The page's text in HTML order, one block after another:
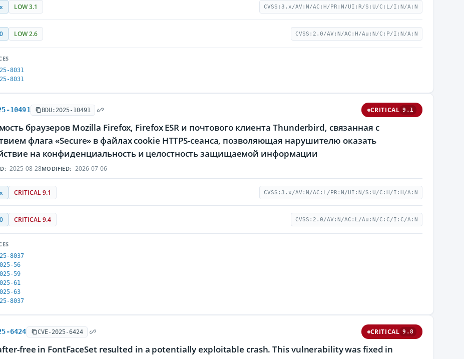
LOW 3.1 CVSS:3.x/AV:N/AC:H/PR:N/UI:R/S:U/C:L/I:N/A:N
LOW 2.6 CVSS:2.0/AV:N/AC:H/Au:N/C:P/I:N/A:N
8031
8031
10491 BDU:2025-10491 CRITICAL 9.1
браузеров Mozilla Firefox, Firefox ESR и почтового клиента Thunderbird, связанная с
флага «Secure» в файлах cookie HTTPS-сеанса, позволяющая нарушителю оказать
на конфиденциальность и целостность защищаемой информации
2025-08-28MODIFIED: 2026-07-06
CRITICAL 9.1 CVSS:3.x/AV:N/AC:L/PR:N/UI:N/S:U/C:H/I:H/A:N
CRITICAL 9.4 CVSS:2.0/AV:N/AC:L/Au:N/C:C/I:C/A:N
8037
56
59
61
63
8037
6424 CVE-2025-6424 CRITICAL 9.8
free in FontFaceSet resulted in a potentially exploitable crash. This vulnerability was fixed in